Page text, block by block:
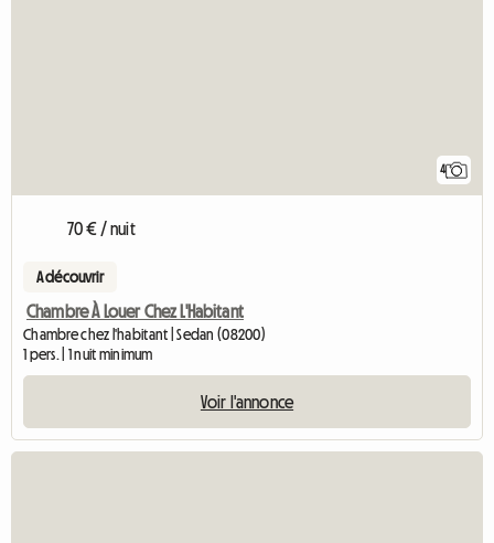
4
70 € / nuit
A découvrir
Chambre À Louer Chez L'Habitant
Chambre chez l'habitant | Sedan (08200)
1 pers. | 1 nuit minimum
Voir l'annonce